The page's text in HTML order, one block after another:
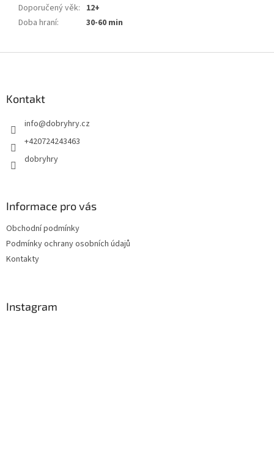
Doporučený věk: 12+
Doba hraní: 30-60 min
Kontakt
info@dobryhry.cz
+420724243463
dobryhry
Informace pro vás
Obchodní podmínky
Podmínky ochrany osobních údajů
Kontakty
Instagram